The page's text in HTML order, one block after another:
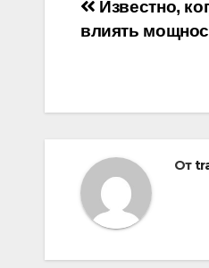
Известно,
влиять
От